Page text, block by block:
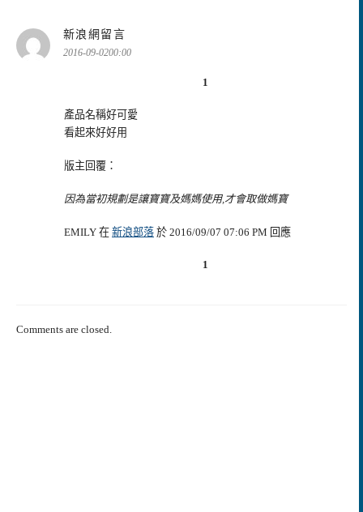
新浪網留言
示:
2016-09-0200:00
1
產品名稱好可愛
看起來好好用
版主回覆：
因為當初規劃是讓寶寶及媽媽使用,才會取做媽寶
EMILY 在 新浪部落 於 2016/09/07 07:06 PM 回應
1
Comments are closed.